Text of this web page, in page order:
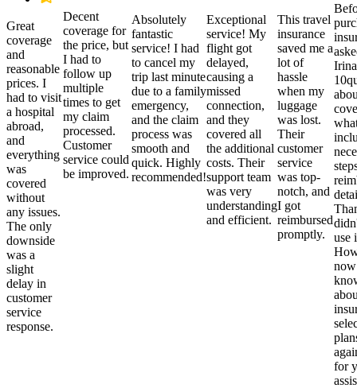
Great
coverage
and
reasonable
prices. I
had to visit
a hospital
abroad,
and
everything
was
covered
without
any issues.
The only
downside
was a
slight
delay in
customer
service
response.
Decent
coverage for
the price, but
I had to
follow up
multiple
times to get
my claim
processed.
Customer
service could
be improved.
Absolutely
fantastic
service! I had
to cancel my
trip last minute
due to a family
emergency,
and the claim
process was
smooth and
quick. Highly
recommended!
Exceptional
service! My
flight got
delayed,
causing a
missed
connection,
and they
covered all
the additional
costs. Their
support team
was very
understanding
and efficient.
This travel
insurance
saved me a
lot of
hassle
when my
luggage
was lost.
Their
customer
service
was top-
notch, and
I got
reimbursed
promptly.
use
for